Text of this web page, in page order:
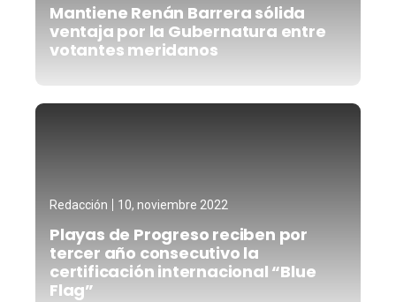
Mantiene Renán Barrera sólida
ventaja por la Gubernatura entre
votantes meridanos
Redacción 10, noviembre 2022
Playas de Progreso reciben por
tercer año consecutivo la
certificación internacional “Blue
Flag”